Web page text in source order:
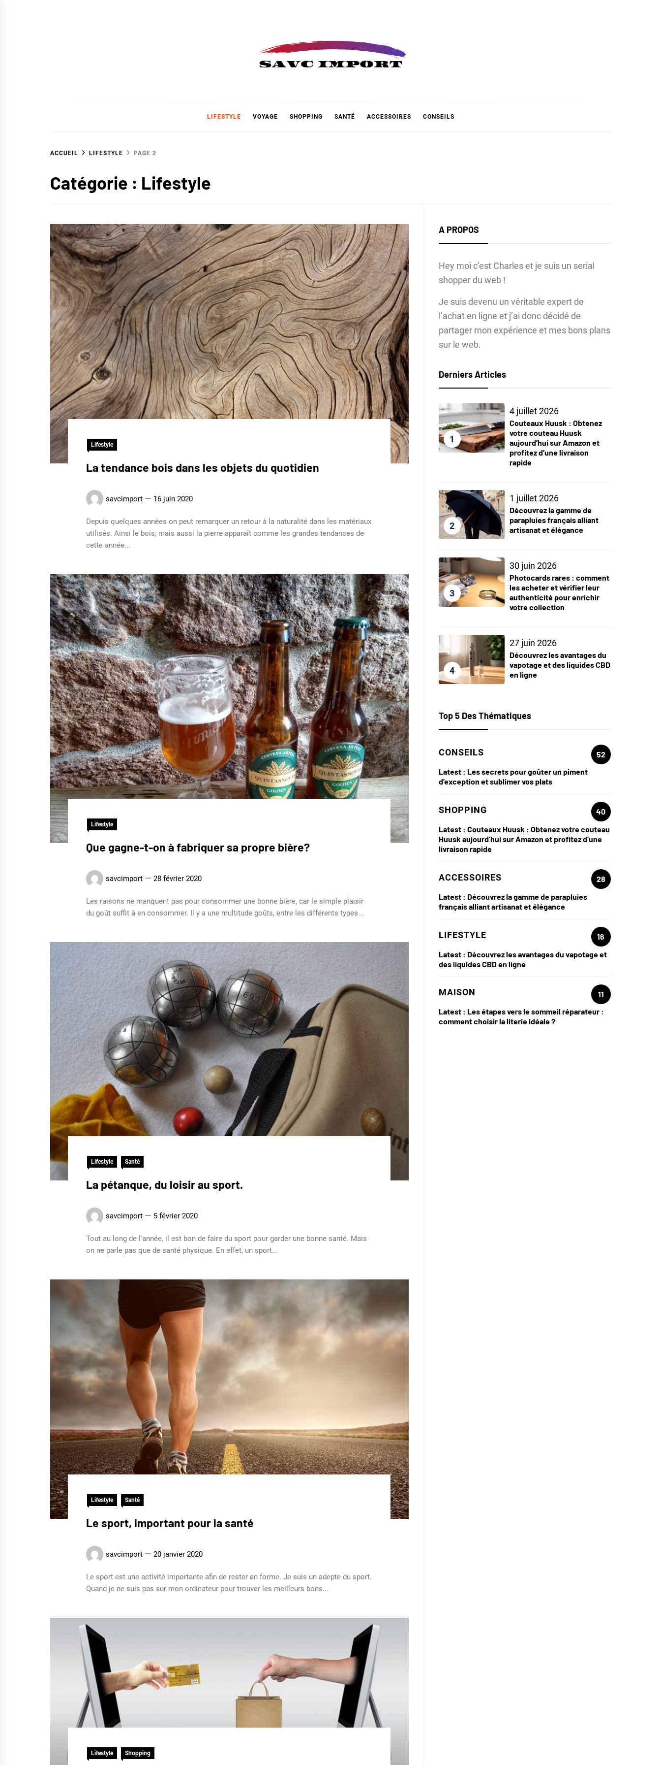
SAVC IMPORT
LIFESTYLE VOYAGE SHOPPING SANTÉ ACCESSOIRES CONSEILS
ACCUEIL LIFESTYLE PAGE 2
Catégorie : Lifestyle
Lifestyle
La tendance bois dans les objets du quotidien
savcimport 16 juin 2020
Depuis quelques années on peut remarquer un retour à la naturalité dans les matériaux
utilisés. Ainsi le bois, mais aussi la pierre apparaît comme les grandes tendances de
cette année...
Lifestyle
Que gagne-t-on à fabriquer sa propre bière?
savcimport 28 février 2020
Les raisons ne manquent pas pour consommer une bonne bière, car le simple plaisir
du goût suffit à en consommer. Il y a une multitude goûts, entre les différents types...
Lifestyle Santé
La pétanque, du loisir au sport.
savcimport 5 février 2020
Tout au long de l'année, il est bon de faire du sport pour garder une bonne santé. Mais
on ne parle pas que de santé physique. En effet, un sport...
Lifestyle Santé
Le sport, important pour la santé
savcimport 20 janvier 2020
Le sport est une activité importante afin de rester en forme. Je suis un adepte du sport.
Quand je ne suis pas sur mon ordinateur pour trouver les meilleurs bons...
Lifestyle Shopping
A PROPOS
Hey moi c’est Charles et je suis un serial
shopper du web !
Je suis devenu un véritable expert de
l’achat en ligne et j’ai donc décidé de
partager mon expérience et mes bons plans
sur le web.
Derniers Articles
1
4 juillet 2026
Couteaux Huusk : Obtenez
votre couteau Huusk
aujourd’hui sur Amazon et
profitez d’une livraison
rapide
2
1 juillet 2026
Découvrez la gamme de
parapluies français alliant
artisanat et élégance
3
30 juin 2026
Photocards rares : comment
les acheter et vérifier leur
authenticité pour enrichir
votre collection
4
27 juin 2026
Découvrez les avantages du
vapotage et des liquides CBD
en ligne
Top 5 Des Thématiques
CONSEILS
52
Latest : Les secrets pour goûter un piment
d’exception et sublimer vos plats
SHOPPING
40
Latest : Couteaux Huusk : Obtenez votre couteau
Huusk aujourd’hui sur Amazon et profitez d’une
livraison rapide
ACCESSOIRES
28
Latest : Découvrez la gamme de parapluies
français alliant artisanat et élégance
LIFESTYLE
16
Latest : Découvrez les avantages du vapotage et
des liquides CBD en ligne
MAISON
11
Latest : Les étapes vers le sommeil réparateur :
comment choisir la literie idéale ?